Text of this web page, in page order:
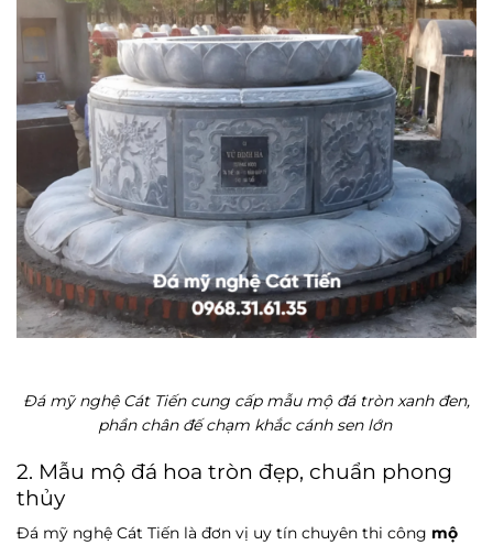
Đá mỹ nghệ Cát Tiến cung cấp mẫu mộ đá tròn xanh đen,
phần chân đế chạm khắc cánh sen lớn
2. Mẫu mộ đá hoa tròn đẹp, chuẩn phong
thủy
Đá mỹ nghệ Cát Tiến là đơn vị uy tín chuyên thi công mộ